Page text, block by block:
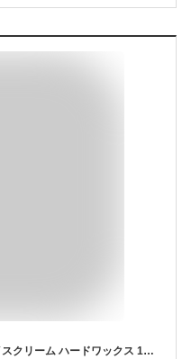
【当日発13時まで】アリミノ スパイスクリーム ハードワックス 100g ARIMINO 《ARIMINO スタイリング剤 アリミノ スパイス ワックス ヘアワックス レディース 美容室 美容院 サロン専売品 ヘアクリーム arimino spice neo hair wax ladies》